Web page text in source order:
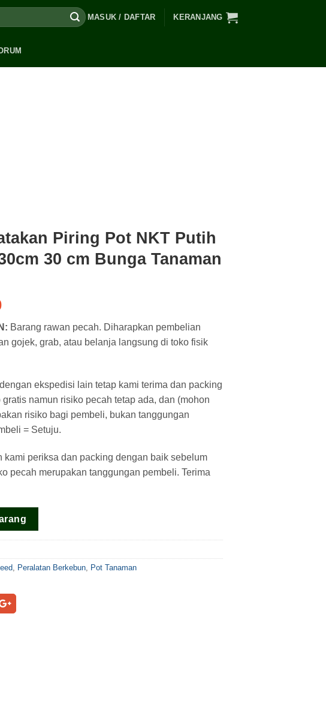
MASUK / DAFTAR KERANJANG
Piring Pot NKT Putih
30 cm Bunga Tanaman
Barang rawan pecah. Diharapkan pembelian
gojek, grab, atau belanja langsung di toko fisik
ekspedisi lain tetap kami terima dan packing
gratis namun risiko pecah tetap ada, dan (mohon
risiko bagi pembeli, bukan tanggungan
= Setuju.
kami periksa dan packing dengan baik sebelum
pecah merupakan tanggungan pembeli. Terima
, Peralatan Berkebun, Pot Tanaman